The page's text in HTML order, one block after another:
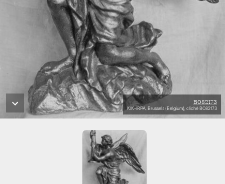
B082173
KIK-IRPA, Brussels (Belgium), cliché B082173